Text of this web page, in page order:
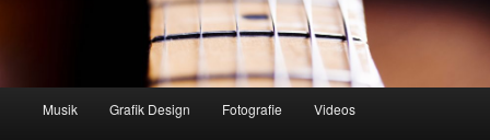
Musik Grafik Design Fotografie Videos